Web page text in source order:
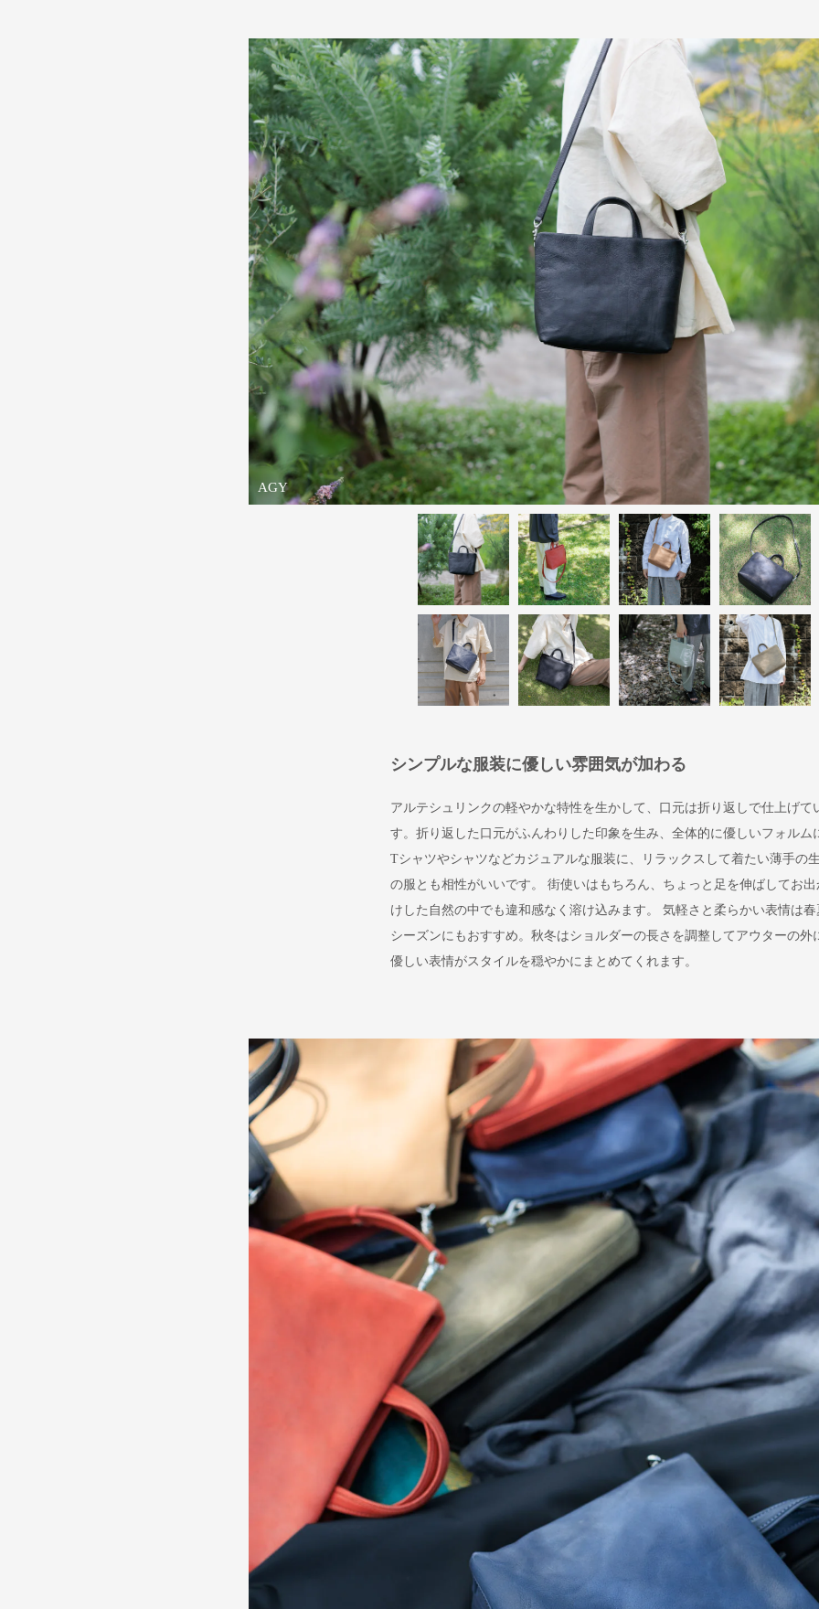
AGY
シンプルな服装に優しい雰囲気が加わる
アルテシュリンクの軽やかな特性を生かして、口元は折り返しで仕上げて
す。折り返した口元がふんわりした印象を生み、全体的に優しいフォルム
Tシャツやシャツなどカジュアルな服装に、リラックスして着たい薄手の
の服とも相性がいいです。 街使いはもちろん、ちょっと足を伸ばしてお出
けした自然の中でも違和感なく溶け込みます。 気軽さと柔らかい表情は春
シーズンにもおすすめ。秋冬はショルダーの長さを調整してアウターの外
優しい表情がスタイルを穏やかにまとめてくれます。